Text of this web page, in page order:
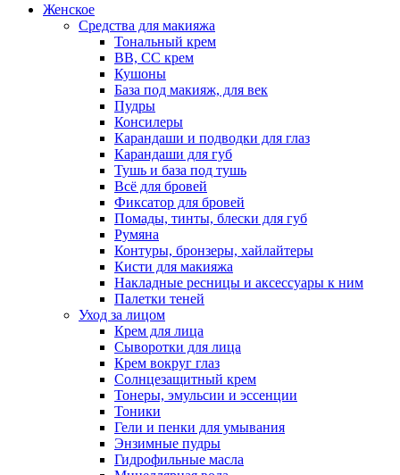
Женское
Средства для макияжа
Тональный крем
BB, CC крем
Кушоны
База под макияж, для век
Пудры
Консилеры
Карандаши и подводки для глаз
Карандаши для губ
Тушь и база под тушь
Всё для бровей
Фиксатор для бровей
Помады, тинты, блески для губ
Румяна
Контуры, бронзеры, хайлайтеры
Кисти для макияжа
Накладные ресницы и аксессуары к ним
Палетки теней
Уход за лицом
Крем для лица
Сыворотки для лица
Крем вокруг глаз
Солнцезащитный крем
Тонеры, эмульсии и эссенции
Тоники
Гели и пенки для умывания
Энзимные пудры
Гидрофильные масла